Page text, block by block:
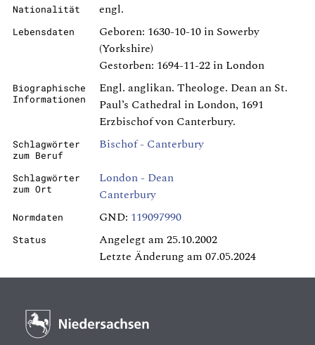
Nationalität engl.
Lebensdaten
Geboren: 1630-10-10 in Sowerby
(Yorkshire)
Gestorben: 1694-11-22 in London
Biographische
Informationen
Engl. anglikan. Theologe. Dean an St.
Paul’s Cathedral in London, 1691
Erzbischof von Canterbury.
Schlagwörter
zum Beruf
Bischof - Canterbury
Schlagwörter
zum Ort
London - Dean
Canterbury
Normdaten GND: 119097990
Status
Angelegt am 25.10.2002
Letzte Änderung am 07.05.2024